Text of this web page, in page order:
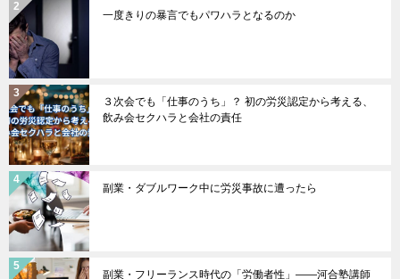
一度きりの暴言でもパワハラとなるのか
３次会でも「仕事のうち」？ 初の労災認定から考える、
飲み会セクハラと会社の責任
副業・ダブルワーク中に労災事故に遭ったら
副業・フリーランス時代の「労働者性」――河合塾講師